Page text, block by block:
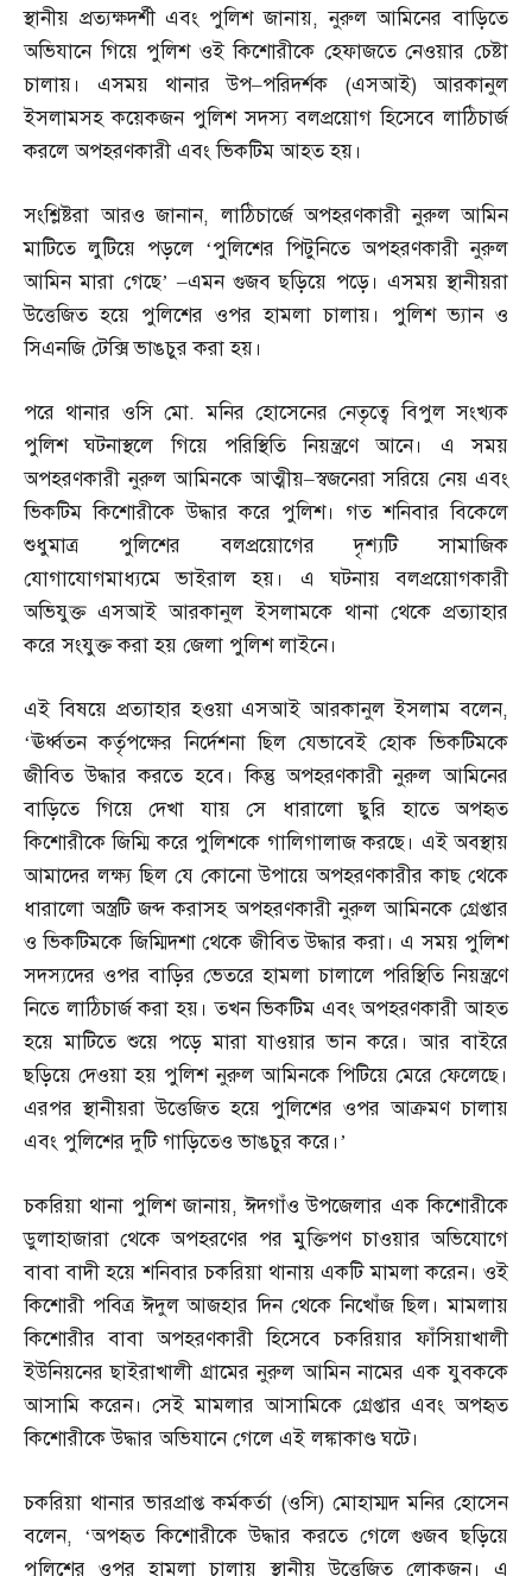
স্থানীয় প্রত্যক্ষদর্শী এবং পুলিশ জানায়,নুরুল আমিনের বাড়িতে
অভিযানে গিয়ে পুলিশ ওই কিশোরীকে হেফাজতে নেওয়ার চেষ্টা
চালায়। এসময় থানার উপ–পরিদর্শক (এসআই)আরকানুল
ইসলামসহ কয়েকজন পুলিশ সদস্য বলপ্রয়োগ হিসেবে লাঠিচার্জ
করলে অপহরণকারী এবং ভিকটিম আহত হয়।
সংশ্লিষ্টরা আরও জানান,লাঠিচার্জে অপহরণকারী নুরুল আমিন
মাটিতে লুটিয়ে পড়লে ‘পুলিশের পিটুনিতে অপহরণকারী নুরুল
আমিন মারা গেছে’ –এমন গুজব ছড়িয়ে পড়ে। এসময় স্থানীয়রা
উত্তেজিত হয়ে পুলিশের ওপর হামলা চালায়। পুলিশ ভ্যান ও
সিএনজি টেক্সি ভাঙচুর করা হয়।
পরে থানার ওসি মো.মনির হোসেনের নেতৃত্বে বিপুল সংখ্যক
পুলিশ ঘটনাস্থলে গিয়ে পরিস্থিতি নিয়ন্ত্রণে আনে। এ সময়
অপহরণকারী নুরুল আমিনকে আত্মীয়–স্বজনেরা সরিয়ে নেয় এবং
ভিকটিম কিশোরীকে উদ্ধার করে পুলিশ। গত শনিবার বিকেলে
শুধুমাত্র পুলিশের বলপ্রয়োগের দৃশ্যটি সামাজিক
যোগাযোগমাধ্যমে ভাইরাল হয়। এ ঘটনায় বলপ্রয়োগকারী
অভিযুক্ত এসআই আরকানুল ইসলামকে থানা থেকে প্রত্যাহার
করে সংযুক্ত করা হয় জেলা পুলিশ লাইনে।
এই বিষয়ে প্রত্যাহার হওয়া এসআই আরকানুল ইসলাম বলেন,
‘ঊর্ধ্বতন কর্তৃপক্ষের নির্দেশনা ছিল যেভাবেই হোক ভিকটিমকে
জীবিত উদ্ধার করতে হবে। কিন্তু অপহরণকারী নুরুল আমিনের
বাড়িতে গিয়ে দেখা যায় সে ধারালো ছুরি হাতে অপহৃত
কিশোরীকে জিম্মি করে পুলিশকে গালিগালাজ করছে। এই অবস্থায়
আমাদের লক্ষ্য ছিল যে কোনো উপায়ে অপহরণকারীর কাছ থেকে
ধারালো অস্ত্রটি জব্দ করাসহ অপহরণকারী নুরুল আমিনকে গ্রেপ্তার
ও ভিকটিমকে জিম্মিদশা থেকে জীবিত উদ্ধার করা। এ সময় পুলিশ
সদস্যদের ওপর বাড়ির ভেতরে হামলা চালালে পরিস্থিতি নিয়ন্ত্রণে
নিতে লাঠিচার্জ করা হয়। তখন ভিকটিম এবং অপহরণকারী আহত
হয়ে মাটিতে শুয়ে পড়ে মারা যাওয়ার ভান করে। আর বাইরে
ছড়িয়ে দেওয়া হয় পুলিশ নুরুল আমিনকে পিটিয়ে মেরে ফেলেছে।
এরপর স্থানীয়রা উত্তেজিত হয়ে পুলিশের ওপর আক্রমণ চালায়
এবং পুলিশের দুটি গাড়িতেও ভাঙচুর করে।’
চকরিয়া থানা পুলিশ জানায়,ঈদগাঁও উপজেলার এক কিশোরীকে
ডুলাহাজারা থেকে অপহরণের পর মুক্তিপণ চাওয়ার অভিযোগে
বাবা বাদী হয়ে শনিবার চকরিয়া থানায় একটি মামলা করেন। ওই
কিশোরী পবিত্র ঈদুল আজহার দিন থেকে নিখোঁজ ছিল। মামলায়
কিশোরীর বাবা অপহরণকারী হিসেবে চকরিয়ার ফাঁসিয়াখালী
ইউনিয়নের ছাইরাখালী গ্রামের নুরুল আমিন নামের এক যুবককে
আসামি করেন। সেই মামলার আসামিকে গ্রেপ্তার এবং অপহৃত
কিশোরীকে উদ্ধার অভিযানে গেলে এই লঙ্কাকাণ্ড ঘটে।
চকরিয়া থানার ভারপ্রাপ্ত কর্মকর্তা (ওসি) মোহাম্মদ মনির হোসেন
বলেন, ‘অপহৃত কিশোরীকে উদ্ধার করতে গেলে গুজব ছড়িয়ে
পুলিশের ওপর হামলা চালায় স্থানীয় উত্তেজিত লোকজন। এ